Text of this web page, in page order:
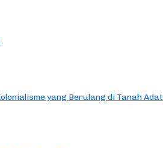
yang Berulang di Tanah Adat